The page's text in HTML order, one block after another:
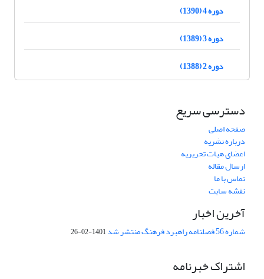
دوره 4 (1390)
دوره 3 (1389)
دوره 2 (1388)
دسترسی سریع
صفحه اصلی
درباره نشریه
اعضای هیات تحریریه
ارسال مقاله
تماس با ما
نقشه سایت
آخرین اخبار
شماره 56 فصلنامه راهبرد فرهنگ منتشر شد 1401-02-26
اشتراک خبرنامه